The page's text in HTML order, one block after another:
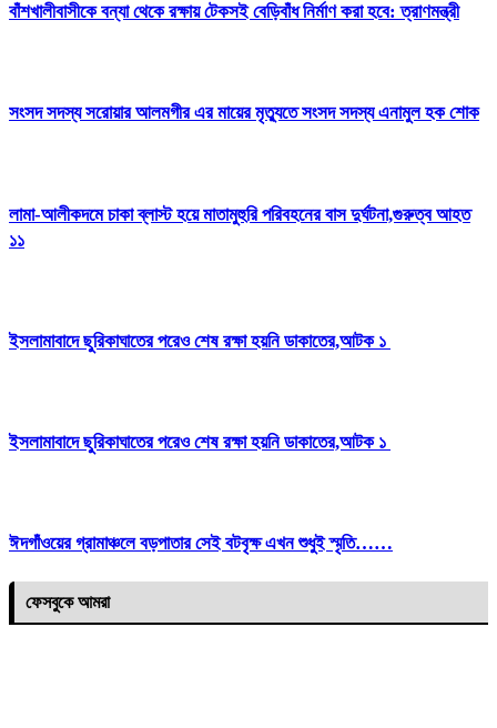
বাঁশখালীবাসীকে বন্যা থেকে রক্ষায় টেকসই বেড়িবাঁধ নির্মাণ করা হবে: ত্রাণমন্ত্রী
সংসদ সদস্য সরোয়ার আলমগীর এর মায়ের মৃত্যুতে সংসদ সদস্য এনামুল হক শোক
লামা-আলীকদমে চাকা ব্লাস্ট হয়ে মাতামুহুরি পরিবহনের বাস দুর্ঘটনা,গুরুত্ব আহত
১১
ইসলামাবাদে ছুরিকাঘাতের পরেও শেষ রক্ষা হয়নি ডাকাতের,আটক ১
ইসলামাবাদে ছুরিকাঘাতের পরেও শেষ রক্ষা হয়নি ডাকাতের,আটক ১
ঈদগাঁওয়ের গ্রামাঞ্চলে বড়পাতার সেই বটবৃক্ষ এখন শুধুই স্মৃতি……
ফেসবুকে আমরা